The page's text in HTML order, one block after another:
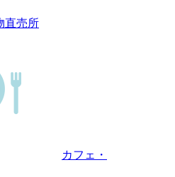
直売所
カフェ・